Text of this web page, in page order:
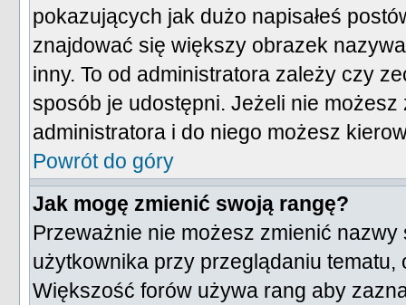
pokazujących jak dużo napisałeś
znajdować się większy obrazek
inny. To od administratora zależy czy
sposób je udostępni. Jeżeli nie
administratora i do niego możesz
Powrót do góry
Jak mogę zmienić swoją rangę?
Przeważnie nie możesz zmienić
użytkownika przy przeglądaniu
Większość forów używa rang aby